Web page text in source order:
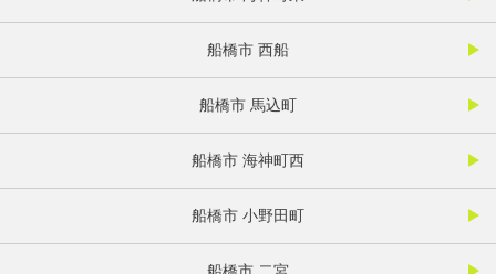
船橋市 西船
船橋市 馬込町
船橋市 海神町西
船橋市 小野田町
船橋市 二宮